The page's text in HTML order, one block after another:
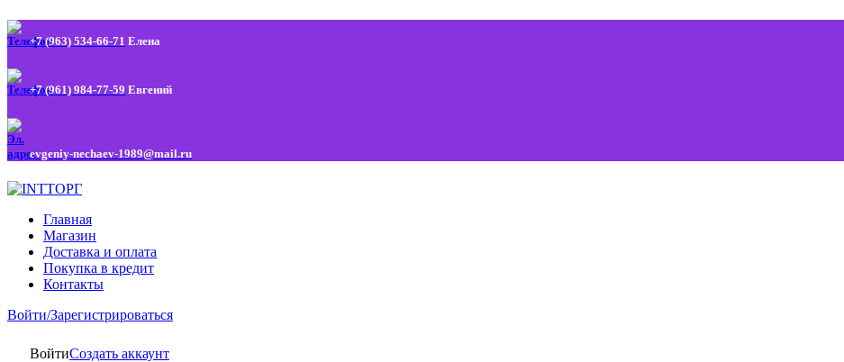
+7 (963) 534-66-71 Елена
+7 (961) 984-77-59 Евгений
evgeniy-nechaev-1989@mail.ru
Главная
Магазин
Доставка и оплата
Покупка в кредит
Контакты
Войти/Зарегистрироваться
ВойтиСоздать аккаунт